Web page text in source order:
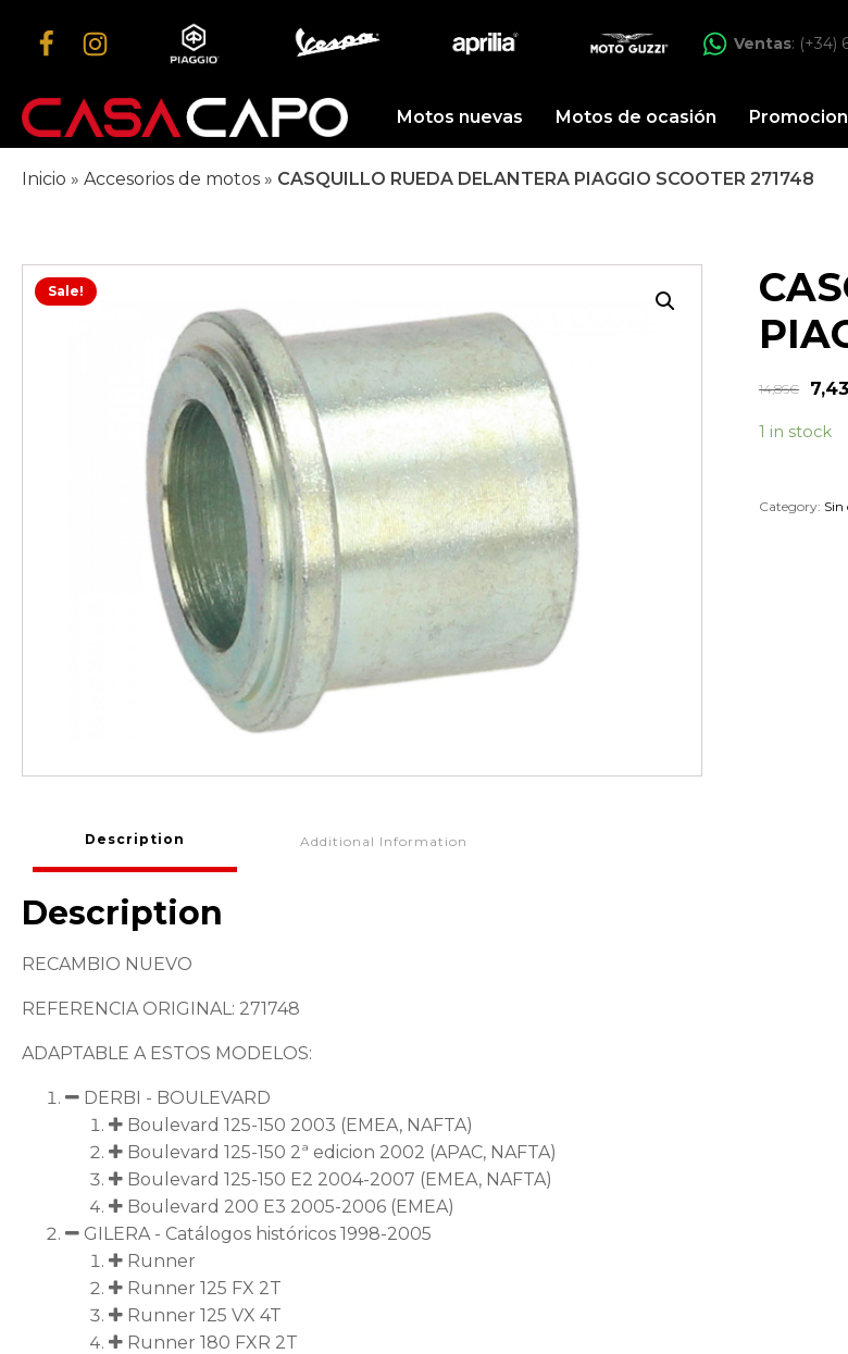
Ventas: (+34)
Motos nuevas Motos de ocasión
Inicio » Accesorios de motos » CASQUILLO RUEDA DELANTERA PIAGGIO SCOOTER 271748
Sale!
14,86€
1 in stock
Category:
Description Additional Information
Description
RECAMBIO NUEVO
REFERENCIA ORIGINAL: 271748
ADAPTABLE A ESTOS MODELOS:
DERBI - BOULEVARD
Boulevard 125-150 2003 (EMEA, NAFTA)
Boulevard 125-150 2ª edicion 2002 (APAC, NAFTA)
Boulevard 125-150 E2 2004-2007 (EMEA, NAFTA)
Boulevard 200 E3 2005-2006 (EMEA)
GILERA - Catálogos históricos 1998-2005
Runner
Runner 125 FX 2T
Runner 125 VX 4T
Runner 180 FXR 2T